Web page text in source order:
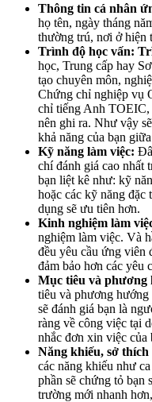
Thông tin cá nhân
họ tên, ngày tháng
thường trú, nơi ở hiện
Trình độ học vấn:
học, Trung cấp hay
tạo chuyên môn,
Chứng chỉ nghiệp vụ
chỉ tiếng Anh TOEIC,
nên ghi ra. Như vậy
khả năng của bạn
Kỹ năng làm việc:
chí đánh giá cao nhất
bạn liệt kê như: kỹ
hoặc các kỹ năng
dụng sẽ ưu tiên hơn.
Kinh nghiệm làm
nghiệm làm việc. Và
đều yêu cầu ứng viên
đảm bảo hơn các yêu
Mục tiêu và phương
tiêu và phương hướng
sẽ đánh giá bạn là
ràng về công việc tại
nhắc đơn xin việc của
Năng khiếu, sở thích
các năng khiếu như
phần sẽ chứng tỏ bạn
trường mới nhanh